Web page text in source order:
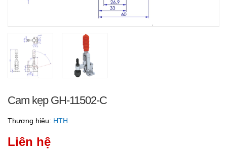
Cam kẹp GH-11502-C
Thương hiệu: HTH
Liên hệ